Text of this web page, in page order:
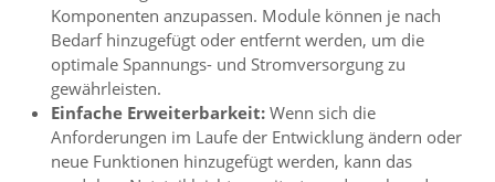
Komponenten anzupassen. Module können je nach
Bedarf hinzugefügt oder entfernt werden, um die
optimale Spannungs- und Stromversorgung zu
gewährleisten.
Einfache Erweiterbarkeit: Wenn sich die
Anforderungen im Laufe der Entwicklung ändern oder
neue Funktionen hinzugefügt werden, kann das